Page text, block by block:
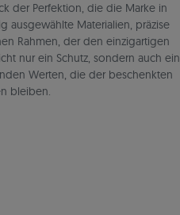
der Perfektion, die die Marke in
ausgewählte Materialien, präzise
Rahmen, der den einzigartigen
nur ein Schutz, sondern auch ein
Werten, die der beschenkten
bleiben.